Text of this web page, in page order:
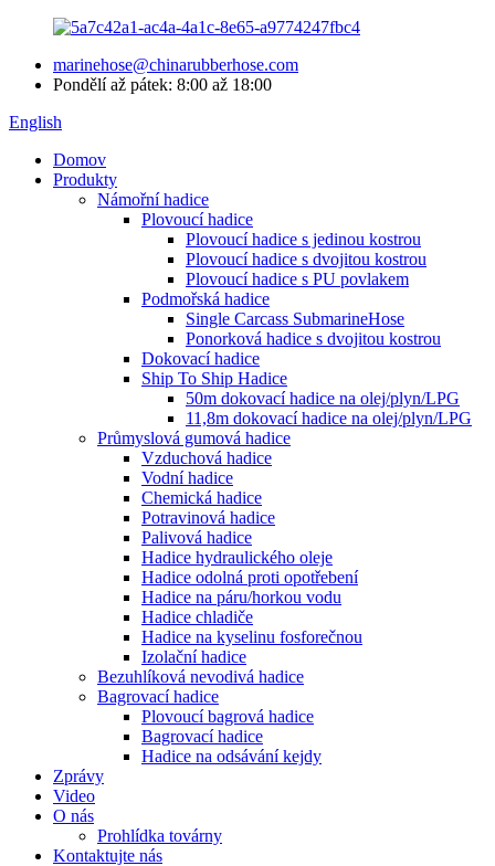
marinehose@chinarubberhose.com
Pondělí až pátek: 8:00 až 18:00
English
Domov
Produkty
Námořní hadice
Plovoucí hadice
Plovoucí hadice s jedinou kostrou
Plovoucí hadice s dvojitou kostrou
Plovoucí hadice s PU povlakem
Podmořská hadice
Single Carcass SubmarineHose
Ponorková hadice s dvojitou kostrou
Dokovací hadice
Ship To Ship Hadice
50m dokovací hadice na olej/plyn/LPG
11,8m dokovací hadice na olej/plyn/LPG
Průmyslová gumová hadice
Vzduchová hadice
Vodní hadice
Chemická hadice
Potravinová hadice
Palivová hadice
Hadice hydraulického oleje
Hadice odolná proti opotřebení
Hadice na páru/horkou vodu
Hadice chladiče
Hadice na kyselinu fosforečnou
Izolační hadice
Bezuhlíková nevodivá hadice
Bagrovací hadice
Plovoucí bagrová hadice
Bagrovací hadice
Hadice na odsávání kejdy
Zprávy
Video
O nás
Prohlídka továrny
Kontaktujte nás